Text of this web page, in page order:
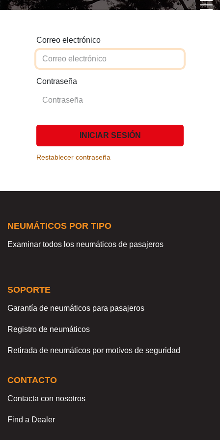
Correo electrónico
Contraseña
INICIAR SESIÓN
Restablecer contraseña
NEUMÁTICOS POR TIPO
Examinar todos los neumáticos de pasajeros
SOPORTE
Garantía de neumáticos para pasajeros
Registro de neumáticos
Retirada de neumáticos por motivos de seguridad
CONTACTO
Contacta con nosotros
Find a Dealer